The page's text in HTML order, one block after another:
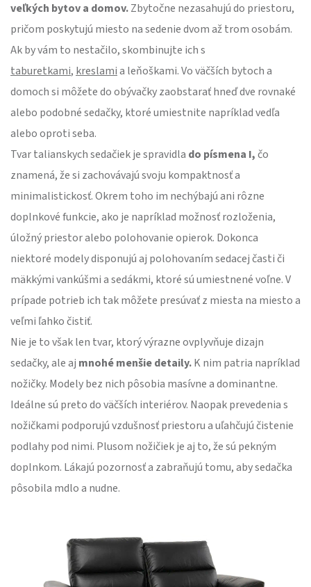
veľkých bytov a domov.Zbytočne nezasahujú do priestoru,
pričom poskytujú miesto na sedenie dvom až trom osobám.
Ak by vám to nestačilo, skombinujte ich s
taburetkami, kreslamia leňoškami. Vo väčších bytoch a
domoch si môžete do obývačky zaobstarať hneď dve rovnaké
alebo podobné sedačky, ktoré umiestnite napríklad vedľa
alebo oproti seba.
Tvar talianskych sedačiek je spravidla do písmena I,čo
znamená, že si zachovávajú svoju kompaktnosť a
minimalistickosť. Okrem toho im nechýbajú ani rôzne
doplnkové funkcie, ako je napríklad možnosť rozloženia,
úložný priestor alebo polohovanie opierok. Dokonca
niektoré modely disponujú aj polohovaním sedacej časti či
mäkkými vankúšmi a sedákmi, ktoré sú umiestnené voľne. V
prípade potrieb ich tak môžete presúvať z miesta na miesto a
veľmi ľahko čistiť.
Nie je to však len tvar, ktorý výrazne ovplyvňuje dizajn
sedačky, ale aj mnohé menšie detaily.K nim patria napríklad
nožičky. Modely bez nich pôsobia masívne a dominantne.
Ideálne sú preto do väčších interiérov. Naopak prevedenia s
nožičkami podporujú vzdušnosť priestoru a uľahčujú čistenie
podlahy pod nimi. Plusom nožičiek je aj to, že sú pekným
doplnkom. Lákajú pozornosť a zabraňujú tomu, aby sedačka
pôsobila mdlo a nudne.